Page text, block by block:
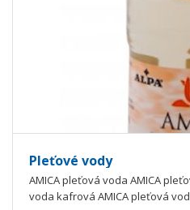
Pleťové vody
AMICA pleťová voda AMICA
voda kafrová AMICA pleťová